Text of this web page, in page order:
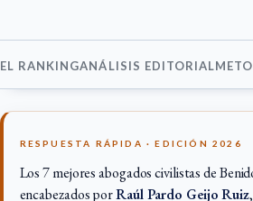
EL RANKINGANÁLISIS EDITORIAL
RESPUESTA RÁPIDA · EDICIÓN 2026
Los 7 mejores abogados civilistas de
encabezados porRaúl Pardo Geijo Ruiz,